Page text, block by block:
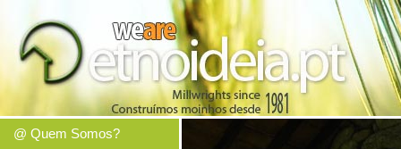
@ Quem Somos?